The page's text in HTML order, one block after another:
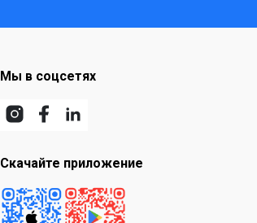
Мы в соцсетях
Скачайте приложение